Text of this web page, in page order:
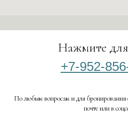
Нажмите
+7-952-
По любым вопросам и для бронирования
почте или в